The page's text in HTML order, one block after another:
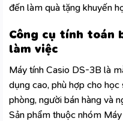
đến làm quà tặng khuyến
Công cụ tính toán
làm việc
Máy tính Casio DS-3B là
dụng cao, phù hợp cho học
phòng, người bán hàng và
Sản phẩm thuộc nhóm